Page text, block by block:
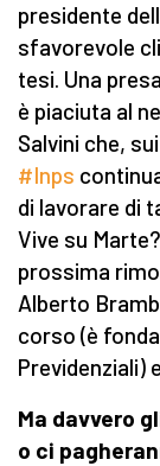
presidente
sfavorevole
tesi. Una
è piaciuta al
Salvini che,
#Inps
di lavorare di
Vive su
prossima
Alberto
corso (è
Previdenziali)
Ma davvero
o ci